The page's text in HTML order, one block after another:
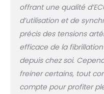
offrant une qualité
d’utilisation et de
précis des tensions
efficace de la
depuis chez soi.
freiner certains, tout
compte pour profiter